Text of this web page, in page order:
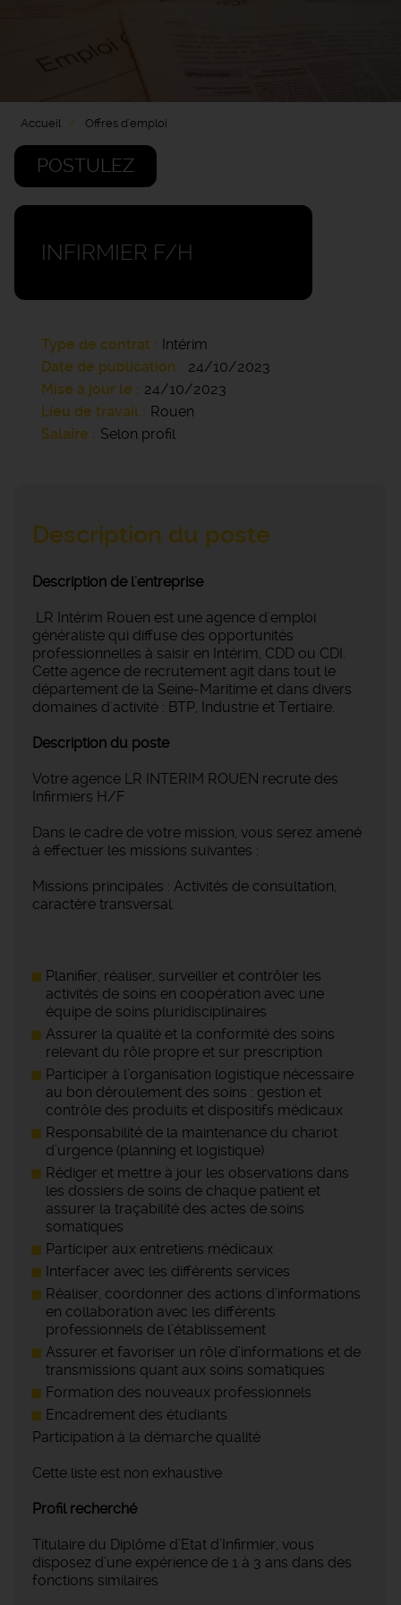
Accueil Offres d'emploi
POSTULEZ
INFIRMIER F/H
Type de contrat
Intérim
Date de publication
24/10/2023
Mise à jour le
24/10/2023
Lieu de travail
Rouen
Salaire
Selon profil
Description du poste
Description de l'entreprise
LR Intérim Rouen est une agence d'emploi
généraliste qui diffuse des opportunités
professionnelles à saisir en Intérim, CDD ou CDI.
Cette agence de recrutement agit dans tout le
département de la Seine-Maritime et dans divers
domaines d'activité : BTP, Industrie et Tertiaire.
Description du poste
Votre agence LR INTERIM ROUEN recrute des
Infirmiers H/F
Dans le cadre de votre mission, vous serez amené
à effectuer les missions suivantes :
Missions principales : Activités de consultation,
caractère transversal.
Planifier, réaliser, surveiller et contrôler les
activités de soins en coopération avec une
équipe de soins pluridisciplinaires
Assurer la qualité et la conformité des soins
relevant du rôle propre et sur prescription
Participer à l’organisation logistique nécessaire
au bon déroulement des soins : gestion et
contrôle des produits et dispositifs médicaux
Responsabilité de la maintenance du chariot
d’urgence (planning et logistique)
Rédiger et mettre à jour les observations dans
les dossiers de soins de chaque patient et
assurer la traçabilité des actes de soins
somatiques
Participer aux entretiens médicaux
Interfacer avec les différents services
Réaliser, coordonner des actions d’informations
en collaboration avec les différents
professionnels de l’établissement
Assurer et favoriser un rôle d’informations et de
transmissions quant aux soins somatiques
Formation des nouveaux professionnels
Encadrement des étudiants
Participation à la démarche qualité
Cette liste est non exhaustive
Profil recherché
Titulaire du Diplôme d’Etat d’Infirmier, vous
disposez d’une expérience de 1 à 3 ans dans des
fonctions similaires